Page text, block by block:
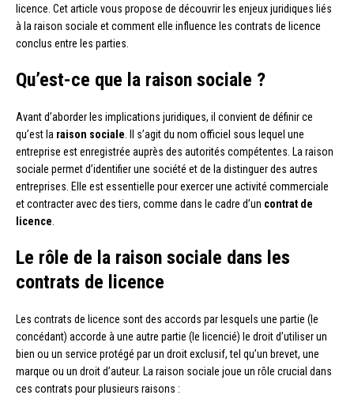
licence. Cet article vous propose de découvrir les enjeux juridiques liés
à la raison sociale et comment elle influence les contrats de licence
conclus entre les parties.
Qu’est-ce que la raison sociale ?
Avant d’aborder les implications juridiques, il convient de définir ce
qu’est la raison sociale . Il s’agit du nom officiel sous lequel une
entreprise est enregistrée auprès des autorités compétentes. La raison
sociale permet d’identifier une société et de la distinguer des autres
entreprises. Elle est essentielle pour exercer une activité commerciale
et contracter avec des tiers, comme dans le cadre d’un contrat de
licence
Le rôle de la raison sociale dans les
contrats de licence
Les contrats de licence sont des accords par lesquels une partie (le
concédant) accorde à une autre partie (le licencié) le droit d’utiliser un
bien ou un service protégé par un droit exclusif, tel qu’un brevet, une
marque ou un droit d’auteur. La raison sociale joue un rôle crucial dans
ces contrats pour plusieurs raisons :